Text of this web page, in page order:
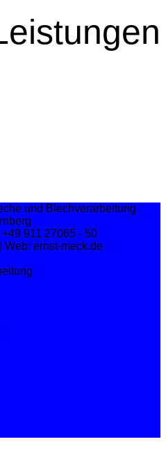
und Blechverarbeitung
911 27065 - 50
Web: ernst-meck.de